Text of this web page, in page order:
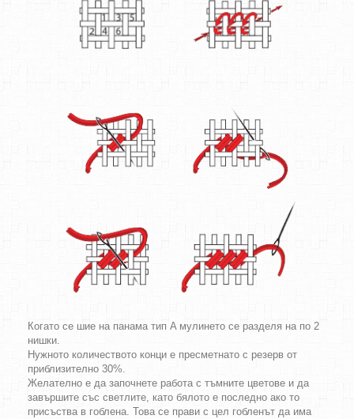
Когато се шие на панама тип A мулинето се разделя на по 2
нишки.
Нужното количеството конци е пресметнато с резерв от
приблизително 30%.
Желателно е да започнете работа с тъмните цветове и да
завършите със светлите, като бялото е последно ако то
присъства в гоблена. Това се прави с цел гобленът да има